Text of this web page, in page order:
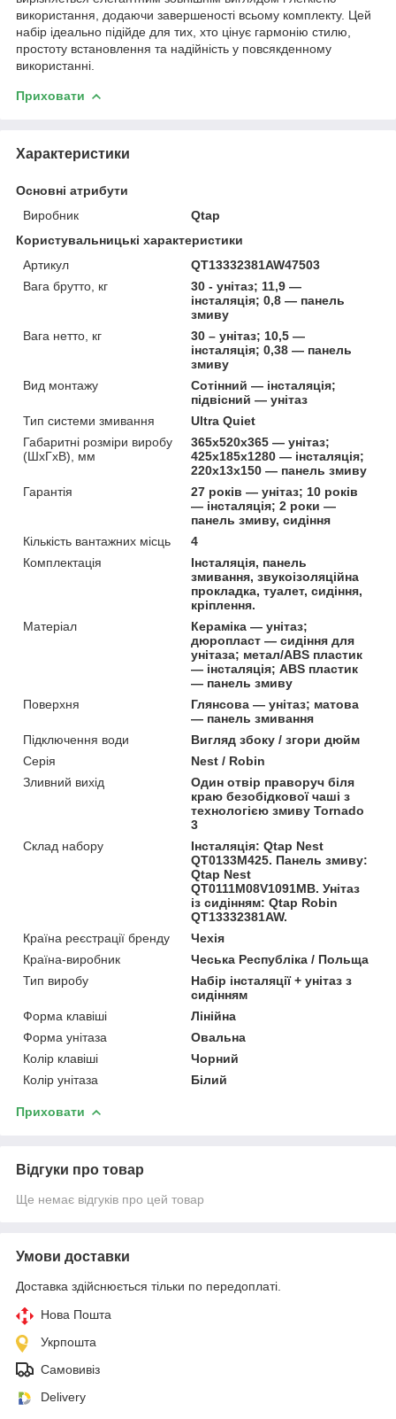
використання, додаючи завершеності всьому комплекту. Цей
набір ідеально підійде для тих, хто цінує гармонію стилю,
простоту встановлення та надійність у повсякденному
використанні.
Приховати
Характеристики
Основні атрибути
Виробник
Qtap
Користувальницькі характеристики
Артикул
QT13332381AW47503
Вага брутто, кг
30 - унітаз; 11,9 —
інсталяція; 0,8 — панель
змиву
Вага нетто, кг
30 – унітаз; 10,5 —
інсталяція; 0,38 — панель
змиву
Вид монтажу
Сотінний — інсталяція;
підвісний — унітаз
Тип системи змивання
Ultra Quiet
Габаритні розміри виробу
(ШхГхВ), мм
365х520х365 — унітаз;
425х185х1280 — інсталяція;
220х13х150 — панель змиву
Гарантія
27 років — унітаз; 10 років
— інсталяція; 2 роки —
панель змиву, сидіння
Кількість вантажних місць
4
Комплектація
Інсталяція, панель
змивання, звукоізоляційна
прокладка, туалет, сидіння,
кріплення.
Матеріал
Кераміка — унітаз;
дюропласт — сидіння для
унітаза; метал/ABS пластик
— інсталяція; ABS пластик
— панель змиву
Поверхня
Глянсова — унітаз; матова
— панель змивання
Підключення води
Вигляд збоку / згори дюйм
Серія
Nest / Robin
Зливний вихід
Один отвір праворуч біля
краю безобідкової чаші з
технологією змиву Tornado
3
Склад набору
Інсталяція: Qtap Nest
QT0133M425. Панель змиву:
Qtap Nest
QT0111M08V1091MB. Унітаз
із сидінням: Qtap Robin
QT13332381AW.
Країна реєстрації бренду
Чехія
Країна-виробник
Чеська Республіка / Польща
Тип виробу
Набір інсталяції + унітаз з
сидінням
Форма клавіші
Лінійна
Форма унітаза
Овальна
Колір клавіші
Чорний
Колір унітаза
Білий
Приховати
Відгуки про товар
Ще немає відгуків про цей товар
Умови доставки
Доставка здійснюється тільки по передоплаті.
Нова Пошта
Укрпошта
Самовивіз
Delivery